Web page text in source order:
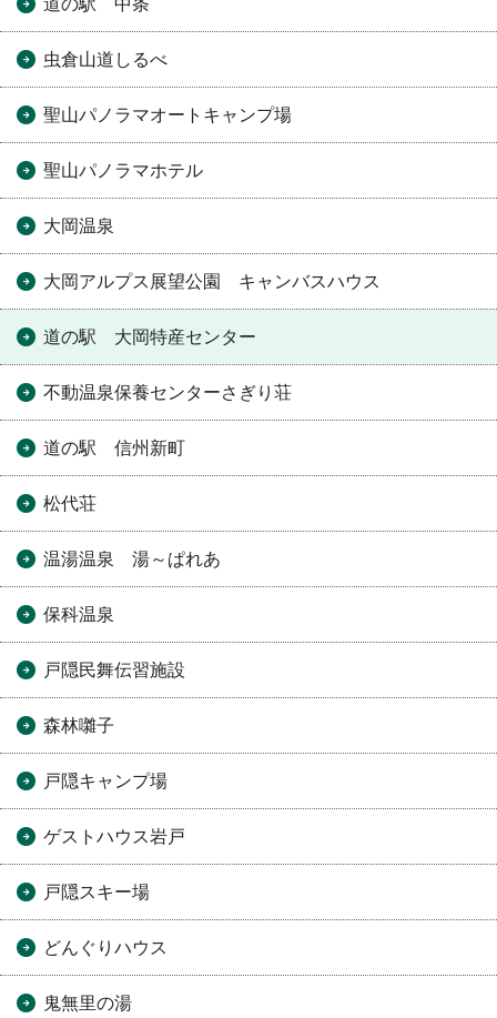
道の駅 中条
虫倉山道しるべ
聖山パノラマオートキャンプ場
聖山パノラマホテル
大岡温泉
大岡アルプス展望公園 キャンバスハウス
道の駅 大岡特産センター
不動温泉保養センターさぎり荘
道の駅 信州新町
松代荘
温湯温泉 湯～ぱれあ
保科温泉
戸隠民舞伝習施設
森林囃子
戸隠キャンプ場
ゲストハウス岩戸
戸隠スキー場
どんぐりハウス
鬼無里の湯